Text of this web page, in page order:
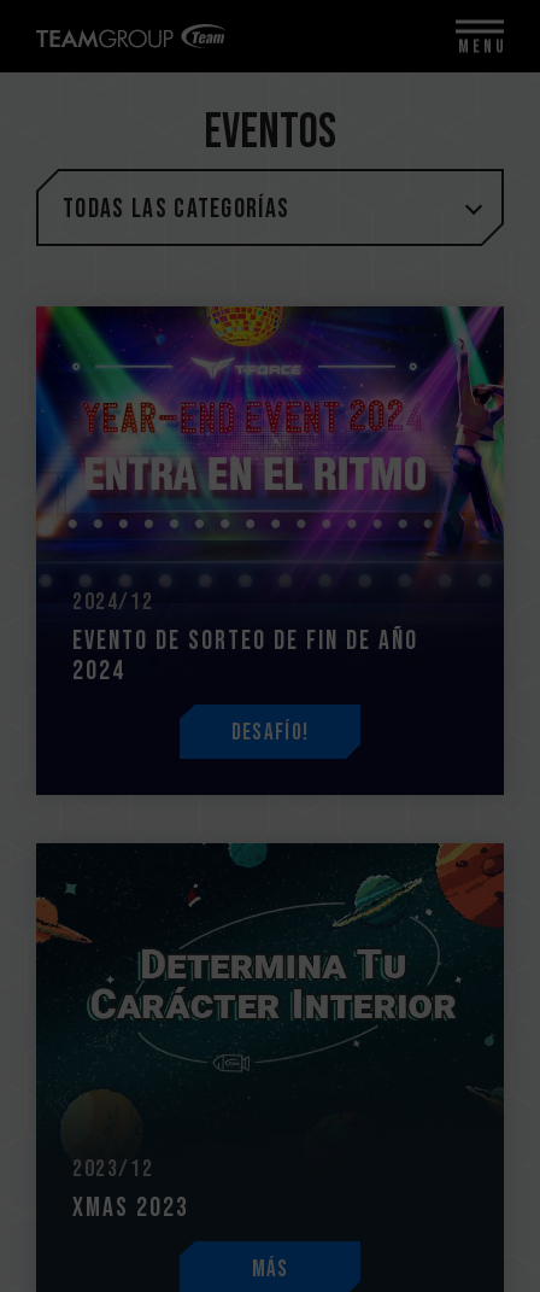
EVENTOS
Todas las categorías
2024/12
Evento de sorteo de fin de año
2024
Desafío!
2023/12
Xmas 2023
Más
MENU